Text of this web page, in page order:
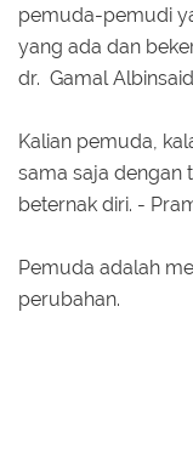
pemuda-pemudi
yang ada dan
dr. Gamal Albinsaid
Kalian pemuda,
sama saja dengan
beternak diri. -
Pemuda adalah
perubahan.